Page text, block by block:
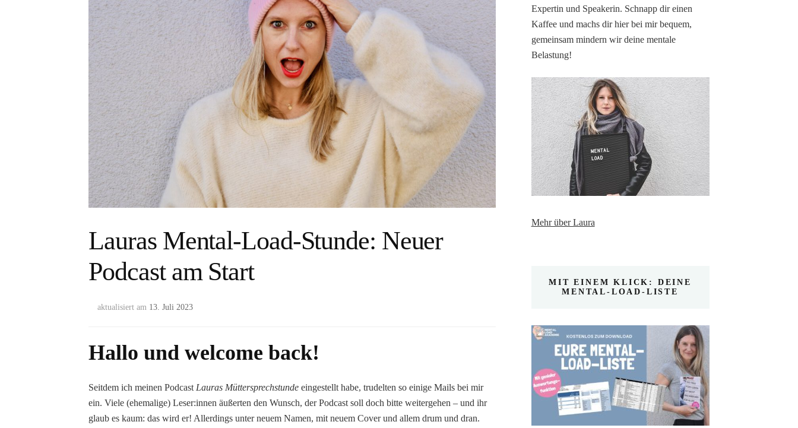
Lauras Mental-Load-Stunde: Neuer
Podcast am Start
aktualisiert am 13. Juli 2023
Hallo und welcome back!
Seitdem ich meinen Podcast Lauras Müttersprechstunde eingestellt habe, trudelten so einige Mails bei mir
ein. Viele (ehemalige) Leser:innen äußerten den Wunsch, der Podcast soll doch bitte weitergehen – und ihr
glaub es kaum: das wird er! Allerdings unter neuem Namen, mit neuem Cover und allem drum und dran.
Expertin und Speakerin. Schnapp dir einen
Kaffee und machs dir hier bei mir bequem,
gemeinsam mindern wir deine mentale
Belastung!
Mehr über Laura
MIT EINEM KLICK: DEINE
MENTAL-LOAD-LISTE